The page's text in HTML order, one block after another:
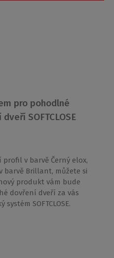
pro pohodlné
SOFTCLOSE
v barvě Černý elox,
barvě Brillant, můžete si
produkt vám bude
dovření dveří za vás
SOFTCLOSE.